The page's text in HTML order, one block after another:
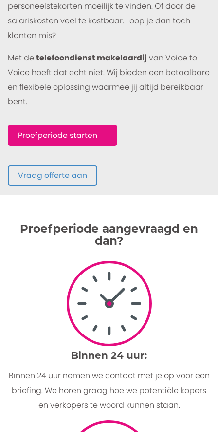
personeelstekorten moeilijk te vinden. Of door de
salariskosten veel te kostbaar. Loop je dan toch
klanten mis?
Met detelefoondienst makelaardij van Voice to
Voice hoeft dat echt niet. Wij bieden een betaalbare
en flexibele oplossing waarmee jij altijd bereikbaar
bent.
Proefperiode starten
Vraag offerte aan
Proefperiode aangevraagd en
dan?
Binnen 24 uur:
Binnen 24 uur nemen we contact met je op voor een
briefing. We horen graag hoe we potentiële kopers
en verkopers te woord kunnen staan.